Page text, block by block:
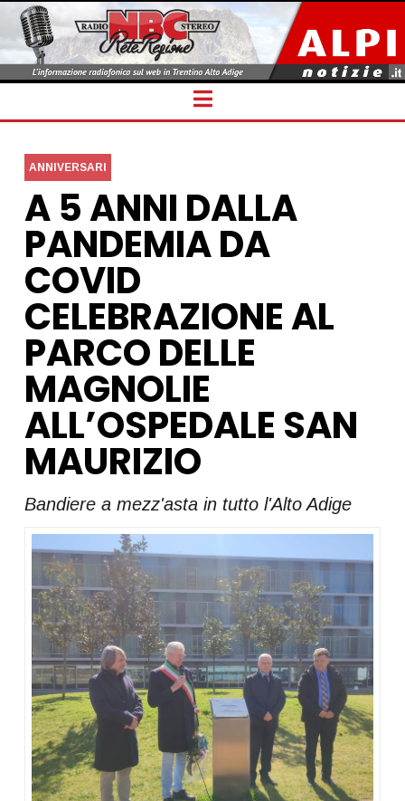
Navigation
ANNIVERSARI
A 5 ANNI DALLA
PANDEMIA DA
COVID
CELEBRAZIONE AL
PARCO DELLE
MAGNOLIE
ALL’OSPEDALE SAN
MAURIZIO
Bandiere a mezz'asta in tutto l'Alto Adige